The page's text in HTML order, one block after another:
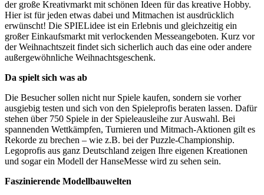
der große Kreativmarkt mit schönen Ideen für das kreative Hobby.
Hier ist für jeden etwas dabei und Mitmachen ist ausdrücklich
erwünscht! Die SPIELidee ist ein Erlebnis und gleichzeitig ein
großer Einkaufsmarkt mit verlockenden Messeangeboten. Kurz vor
der Weihnachtszeit findet sich sicherlich auch das eine oder andere
außergewöhnliche Weihnachtsgeschenk.
Da spielt sich was ab
Die Besucher sollen nicht nur Spiele kaufen, sondern sie vorher
ausgiebig testen und sich von den Spieleprofis beraten lassen. Dafür
stehen über 750 Spiele in der Spieleausleihe zur Auswahl. Bei
spannenden Wettkämpfen, Turnieren und Mitmach-Aktionen gilt es
Rekorde zu brechen – wie z.B. bei der Puzzle-Championship.
Legoprofis aus ganz Deutschland zeigen Ihre eigenen Kreationen
und sogar ein Modell der HanseMesse wird zu sehen sein.
Faszinierende Modellbauwelten